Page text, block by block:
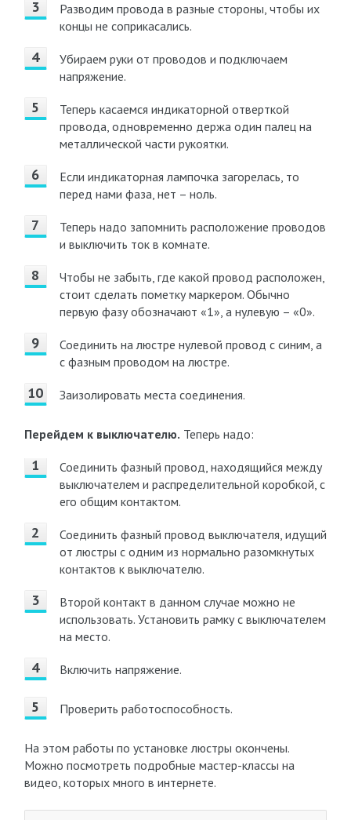
Разводим провода в разные стороны, чтобы их
концы не соприкасались.
Убираем руки от проводов и подключаем
напряжение.
Теперь касаемся индикаторной отверткой
провода, одновременно держа один палец на
металлической части рукоятки.
Если индикаторная лампочка загорелась, то
перед нами фаза, нет – ноль.
Теперь надо запомнить расположение проводов
и выключить ток в комнате.
Чтобы не забыть, где какой провод расположен,
стоит сделать пометку маркером. Обычно
первую фазу обозначают «1», а нулевую – «0».
Соединить на люстре нулевой провод с синим, а
с фазным проводом на люстре.
Заизолировать места соединения.
Перейдем к выключателю. Теперь надо:
Соединить фазный провод, находящийся между
выключателем и распределительной коробкой, с
его общим контактом.
Соединить фазный провод выключателя, идущий
от люстры с одним из нормально разомкнутых
контактов к выключателю.
Второй контакт в данном случае можно не
использовать. Установить рамку с выключателем
на место.
Включить напряжение.
Проверить работоспособность.
На этом работы по установке люстры окончены.
Можно посмотреть подробные мастер-классы на
видео, которых много в интернете.